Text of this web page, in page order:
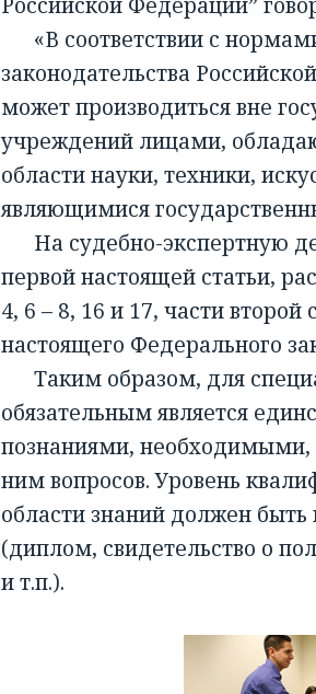
«В соответствии с
законодательства
может производиться вне
учреждений лицами,
области науки, техники,
являющимися
На судебно-экспертную
первой настоящей статьи,
4, 6 – 8, 16 и 17, части второй
настоящего Федерального
Таким образом, для
обязательным является
познаниями,
ним вопросов. Уровень
области знаний должен
(диплом, свидетельство о
и т.п.).